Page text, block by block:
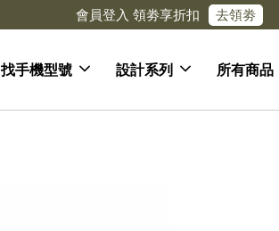
會員登入 領劵享折扣 去領劵
找手機型號 設計系列 所有商品